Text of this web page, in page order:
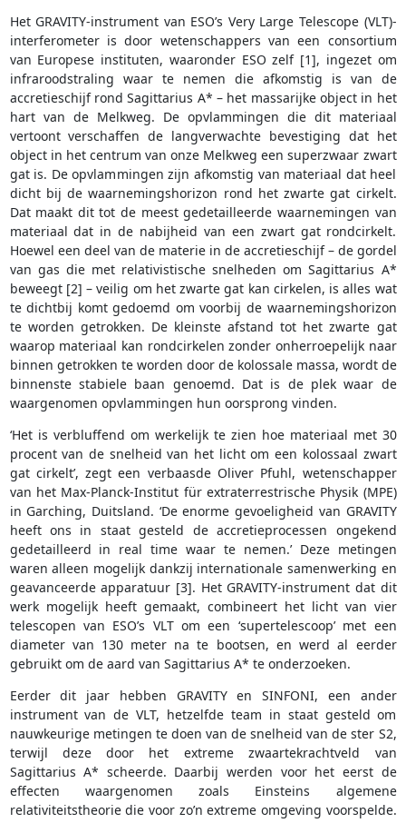
Het GRAVITY-instrument van ESO’s Very Large Telescope (VLT)-
interferometer is door wetenschappers van een consortium
van Europese instituten, waaronder ESO zelf [1], ingezet om
infraroodstraling waar te nemen die afkomstig is van de
accretieschijf rond Sagittarius A* – het massarijke object in het
hart van de Melkweg. De opvlammingen die dit materiaal
vertoont verschaffen de langverwachte bevestiging dat het
object in het centrum van onze Melkweg een superzwaar zwart
gat is. De opvlammingen zijn afkomstig van materiaal dat heel
dicht bij de waarnemingshorizon rond het zwarte gat cirkelt.
Dat maakt dit tot de meest gedetailleerde waarnemingen van
materiaal dat in de nabijheid van een zwart gat rondcirkelt.
Hoewel een deel van de materie in de accretieschijf – de gordel
van gas die met relativistische snelheden om Sagittarius A*
beweegt [2] – veilig om het zwarte gat kan cirkelen, is alles wat
te dichtbij komt gedoemd om voorbij de waarnemingshorizon
te worden getrokken. De kleinste afstand tot het zwarte gat
waarop materiaal kan rondcirkelen zonder onherroepelijk naar
binnen getrokken te worden door de kolossale massa, wordt de
binnenste stabiele baan genoemd. Dat is de plek waar de
waargenomen opvlammingen hun oorsprong vinden.
‘Het is verbluffend om werkelijk te zien hoe materiaal met 30
procent van de snelheid van het licht om een kolossaal zwart
gat cirkelt’, zegt een verbaasde Oliver Pfuhl, wetenschapper
van het Max-Planck-Institut für extraterrestrische Physik (MPE)
in Garching, Duitsland. ‘De enorme gevoeligheid van GRAVITY
heeft ons in staat gesteld de accretieprocessen ongekend
gedetailleerd in real time waar te nemen.’ Deze metingen
waren alleen mogelijk dankzij internationale samenwerking en
geavanceerde apparatuur [3]. Het GRAVITY-instrument dat dit
werk mogelijk heeft gemaakt, combineert het licht van vier
telescopen van ESO’s VLT om een ​​‘supertelescoop’ met een
diameter van 130 meter na te bootsen, en werd al eerder
gebruikt om de aard van Sagittarius A* te onderzoeken.
Eerder dit jaar hebben GRAVITY en SINFONI, een ander
instrument van de VLT, hetzelfde team in staat gesteld om
nauwkeurige metingen te doen van de snelheid van de ster S2,
terwijl deze door het extreme zwaartekrachtveld van
Sagittarius A* scheerde. Daarbij werden voor het eerst de
effecten waargenomen zoals Einsteins algemene
relativiteitstheorie die voor zo’n extreme omgeving voorspelde.